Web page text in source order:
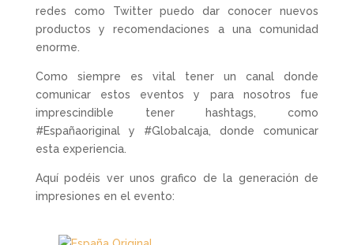
redes como Twitter puedo dar conocer nuevos
productos y recomendaciones a una comunidad
enorme.
Como siempre es vital tener un canal donde
comunicar estos eventos y para nosotros fue
imprescindible tener hashtags, como
#Españaoriginal y #Globalcaja, donde comunicar
esta experiencia.
Aquí podéis ver unos grafico de la generación de
impresiones en el evento: